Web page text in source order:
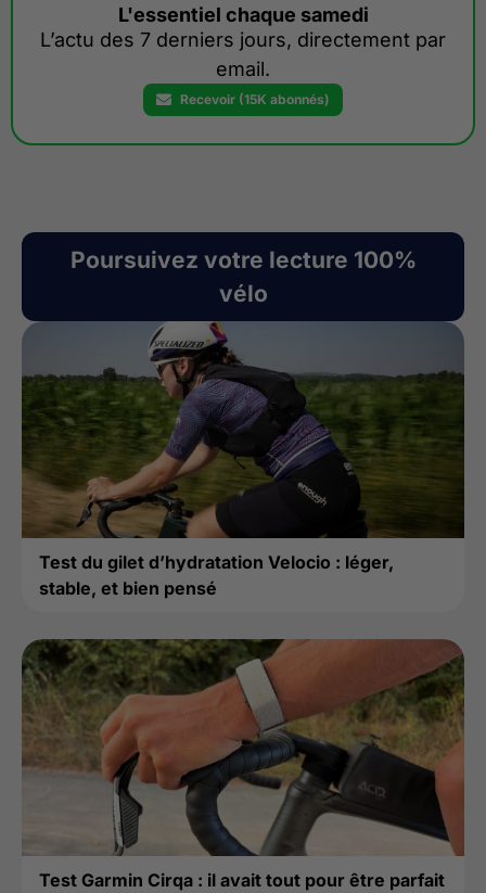
L'essentiel chaque samedi
L’actu des 7 derniers jours, directement par
email.
Recevoir (15K abonnés)
Poursuivez votre lecture 100%
vélo
Test du gilet d’hydratation Velocio : léger,
stable, et bien pensé
Test Garmin Cirqa : il avait tout pour être parfait